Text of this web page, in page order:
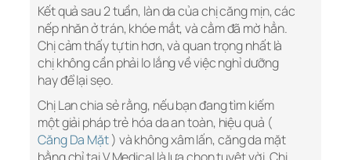
Kết quả sau 2 tuần, làn da của chị căng mịn, các
nếp nhăn ở trán, khóe mắt, và cằm đã mờ hẳn.
Chị cảm thấy tự tin hơn, và quan trọng nhất là
chị không cần phải lo lắng về việc nghỉ dưỡng
hay để lại sẹo.
Chị Lan chia sẻ rằng, nếu bạn đang tìm kiếm
một giải pháp trẻ hóa da an toàn, hiệu quả (
Căng Da Mặt) và không xâm lấn, căng da mặt